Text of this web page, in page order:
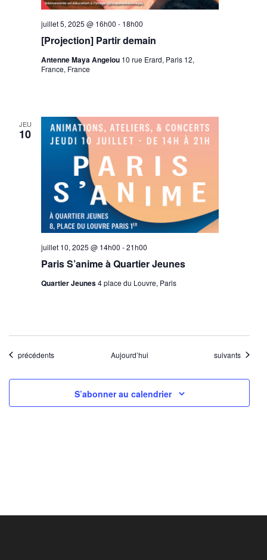
[Projection] Partir demain
juillet 5, 2025 @ 16h00 - 18h00
Antenne Maya Angelou 10 rue Erard, Paris 12,
France, France
JEU
10
Paris S’anime à Quartier Jeunes
juillet 10, 2025 @ 14h00 -21h00
Quartier Jeunes4 place du Louvre, Paris
Évènements
précédents Aujourd’hui Évènements
suivants
S’abonner au calendrier